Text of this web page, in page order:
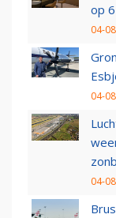
op
04-
04-
04-